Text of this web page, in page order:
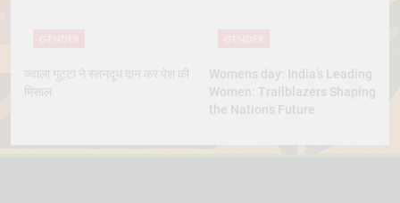
ज्वाला गुट्टा ने स्तनदूध दान कर पेश की
मिसाल
Womens day: India’s Leading
Women: Trailblazers Shaping
the Nation’s Future